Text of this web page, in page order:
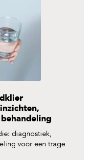
diagnostiek,
voor een trage